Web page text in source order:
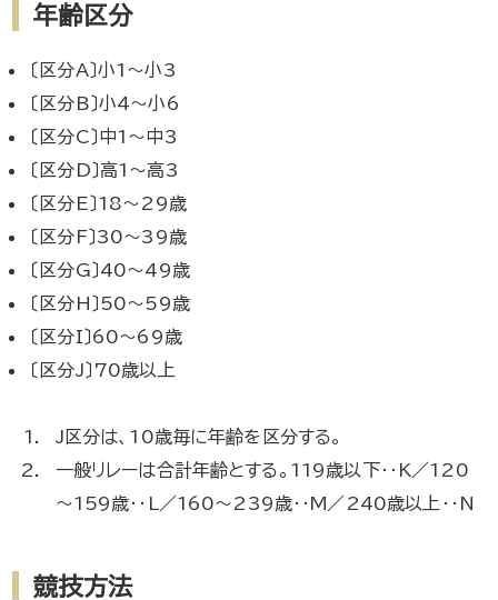
年齢区分
〔区分A〕小1～小3
〔区分B〕小4～小6
〔区分C〕中1～中3
〔区分D〕高1～高3
〔区分E〕18～29歳
〔区分F〕30～39歳
〔区分G〕40～49歳
〔区分H〕50～59歳
〔区分I〕60～69歳
〔区分J〕70歳以上
J区分は、10歳毎に年齢を区分する。
一般リレーは合計年齢とする。119歳以下‥K／120
～159歳‥L／160～239歳‥M／240歳以上‥N
競技方法